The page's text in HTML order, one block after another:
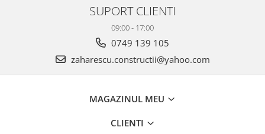
SUPORT CLIENTI
09:00 - 17:00
0749 139 105
zaharescu.constructii@yahoo.com
MAGAZINUL MEU
CLIENTI